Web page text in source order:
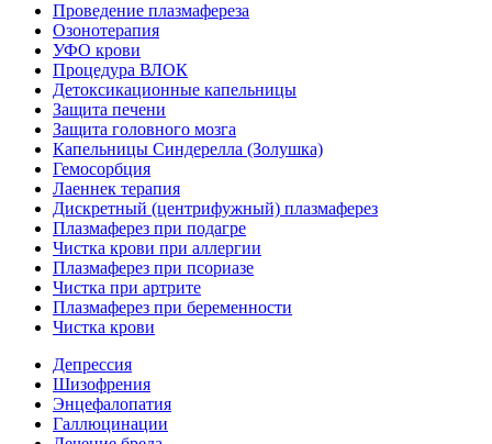
Проведение плазмафереза
Озонотерапия
УФО крови
Процедура ВЛОК
Детоксикационные капельницы
Защита печени
Защита головного мозга
Капельницы Синдерелла (Золушка)
Гемосорбция
Лаеннек терапия
Дискретный (центрифужный) плазмаферез
Плазмаферез при подагре
Чистка крови при аллергии
Плазмаферез при псориазе
Чистка при артрите
Плазмаферез при беременности
Чистка крови
Депрессия
Шизофрения
Энцефалопатия
Галлюцинации